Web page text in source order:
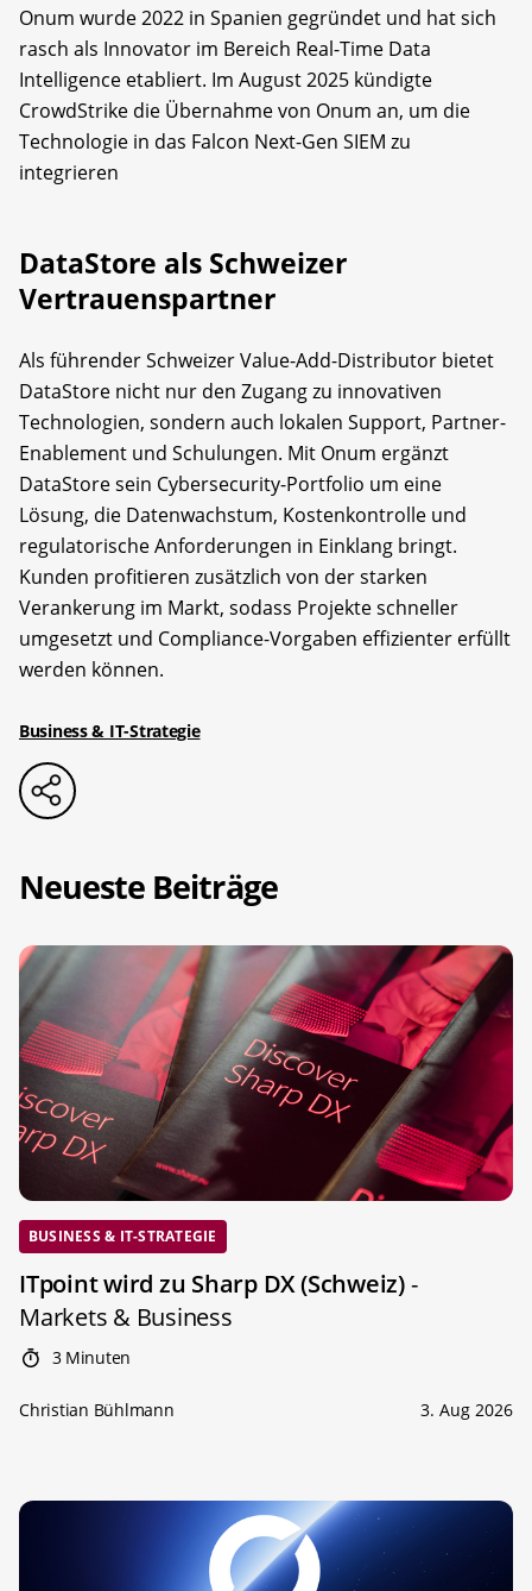
Onum wurde 2022 in Spanien gegründet und hat sich
rasch als Innovator im Bereich Real-Time Data
Intelligence etabliert. Im August 2025 kündigte
CrowdStrike die Übernahme von Onum an, um die
Technologie in das Falcon Next-Gen SIEM zu
integrieren
DataStore als Schweizer
Vertrauenspartner
Als führender Schweizer Value-Add-Distributor bietet
DataStore nicht nur den Zugang zu innovativen
Technologien, sondern auch lokalen Support, Partner-
Enablement und Schulungen. Mit Onum ergänzt
DataStore sein Cybersecurity-Portfolio um eine
Lösung, die Datenwachstum, Kostenkontrolle und
regulatorische Anforderungen in Einklang bringt.
Kunden profitieren zusätzlich von der starken
Verankerung im Markt, sodass Projekte schneller
umgesetzt und Compliance-Vorgaben effizienter erfüllt
werden können.
Business & IT-Strategie
Neueste Beiträge
BUSINESS & IT-STRATEGIE
ITpoint wird zu Sharp DX (Schweiz)-
Markets & Business
3 Minuten
Christian Bühlmann 3. Aug 2026